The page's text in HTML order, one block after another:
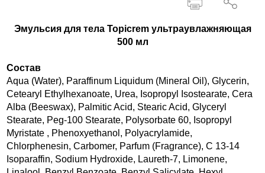
Эмульсия для тела Topicrem ультраувлажняющая
500 мл
Состав
Aqua (Water), Paraffinum Liquidum (Mineral Oil), Glycerin,
Cetearyl Ethylhexanoate, Urea, Isopropyl Isostearate, Cera
Alba (Beeswax), Palmitic Acid, Stearic Acid, Glyceryl
Stearate, Peg-100 Stearate, Polysorbate 60, Isopropyl
Myristate , Phenoxyethanol, Polyacrylamide,
Chlorphenesin, Carbomer, Parfum (Fragrance), C 13-14
Isoparaffin, Sodium Hydroxide, Laureth-7, Limonene,